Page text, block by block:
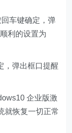
车键确定，弹
利的设置为
，弹出框口提醒
企业版激
就恢复一切正常